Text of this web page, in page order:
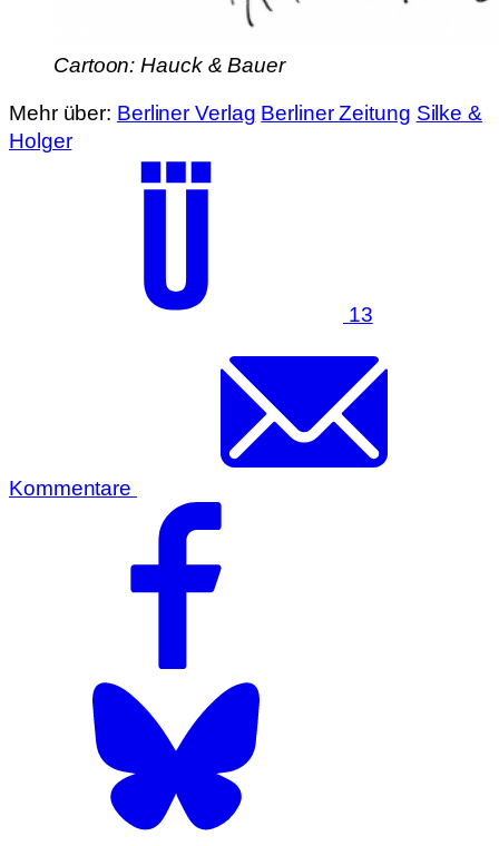
Cartoon: Hauck & Bauer
Mehr über: Berliner Verlag Berliner Zeitung Silke &
Holger
13
Kommentare